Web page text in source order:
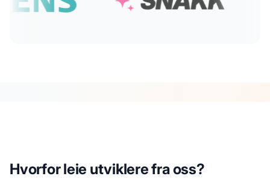
Hvorfor leie utviklere fra oss?